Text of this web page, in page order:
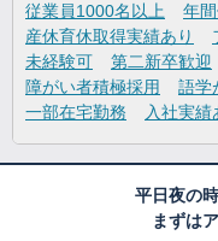
従業員1000名以上
年
産休育休取得実績あり
未経験可
第二新卒歓迎
障がい者積極採用
語学
一部在宅勤務
入社実績
平日夜の
まずは